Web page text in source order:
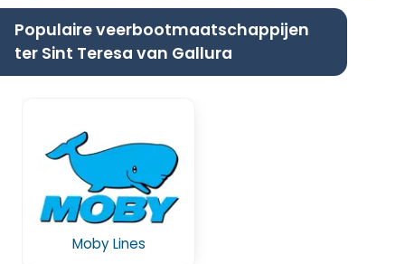
Populaire veerbootmaatschappijen
ter Sint Teresa van Gallura
Moby Lines